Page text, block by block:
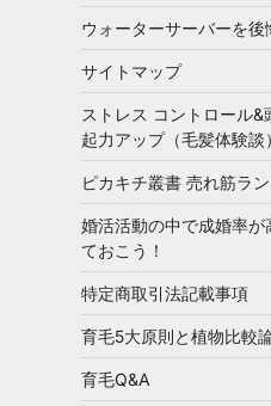
ウォーターサーバーを後
サイトマップ
ストレス コントロール
起力アップ（毛髪体験談）
ピカキチ叢書 売れ筋ラ
婚活活動の中で成婚率
ておこう！
特定商取引法記載事項
育毛5大原則と植物比較
育毛Q&A